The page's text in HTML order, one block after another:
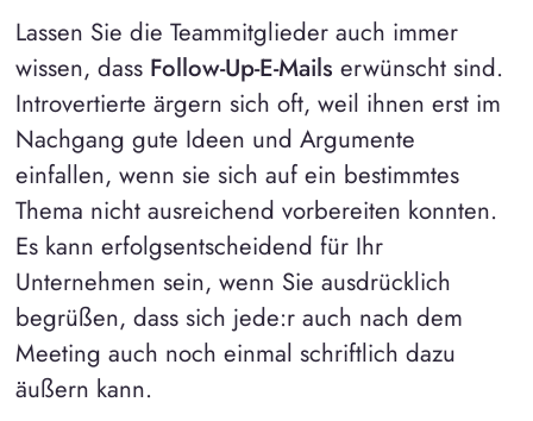
Lassen Sie die Teammitglieder auch immer
wissen, dass Follow-Up-E-Mails erwünscht sind.
Introvertierte ärgern sich oft, weil ihnen erst im
Nachgang gute Ideen und Argumente
einfallen, wenn sie sich auf ein bestimmtes
Thema nicht ausreichend vorbereiten konnten.
Es kann erfolgsentscheidend für Ihr
Unternehmen sein, wenn Sie ausdrücklich
begrüßen, dass sich jede:r auch nach dem
Meeting auch noch einmal schriftlich dazu
äußern kann.